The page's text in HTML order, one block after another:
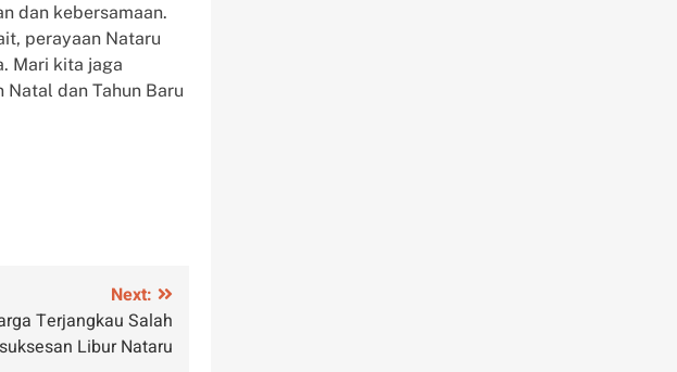
dan kebersamaan.
perayaan Nataru
Mari kita jaga
dan Tahun Baru
Next:
Terjangkau Salah
Libur Nataru